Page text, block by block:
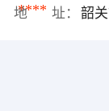
****
地 址： 韶